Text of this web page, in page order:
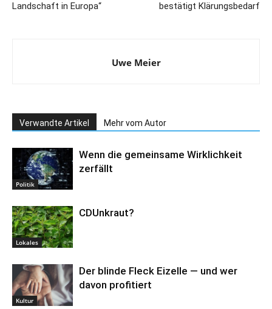
Landschaft in Europa“
bestätigt Klärungsbedarf
Uwe Meier
Verwandte Artikel Mehr vom Autor
Politik
Wenn die gemeinsame Wirklichkeit
zerfällt
Lokales
CDUnkraut?
Kultur
Der blinde Fleck Eizelle — und wer
davon profitiert